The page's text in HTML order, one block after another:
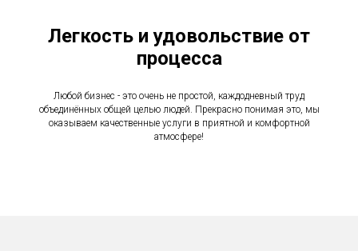
Легкость и удовольствие от
процесса
Любой бизнес - это очень не простой, каждодневный труд
объединённых общей целью людей. Прекрасно понимая это, мы
оказываем качественные услуги в приятной и комфортной
атмосфере!